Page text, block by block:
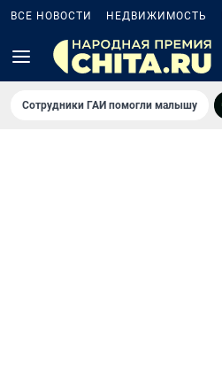
ВСЕ НОВОСТИ НЕДВИЖИМОСТЬ
Сотрудники ГАИ помогли малышу